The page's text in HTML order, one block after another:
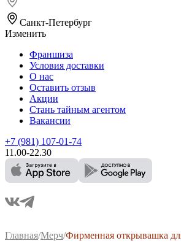
Санкт-Петербург
Изменить
Франшиза
Условия доставки
О нас
Оставить отзыв
Акции
Стань тайным агентом
Вакансии
+7 (981) 107-01-74
11.00-22.30
Главная/Мерч/Фирменная открывашка